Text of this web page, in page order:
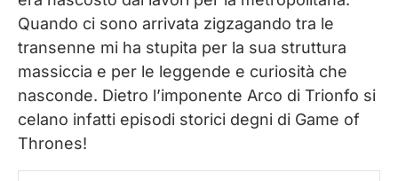
Quando ci sono arrivata zigzagando tra le
transenne mi ha stupita per la sua struttura
massiccia e per le leggende e curiosità che
nasconde. Dietro l’imponente Arco di Trionfo si
celano infatti episodi storici degni di Game of
Thrones!